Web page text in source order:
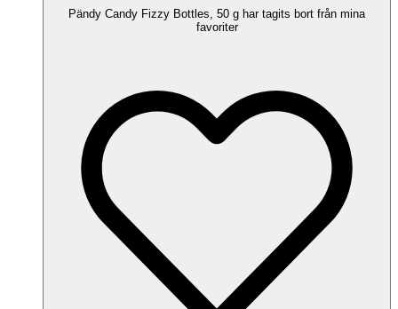
Pändy Candy Fizzy Bottles, 50 g har tagits bort från mina
favoriter